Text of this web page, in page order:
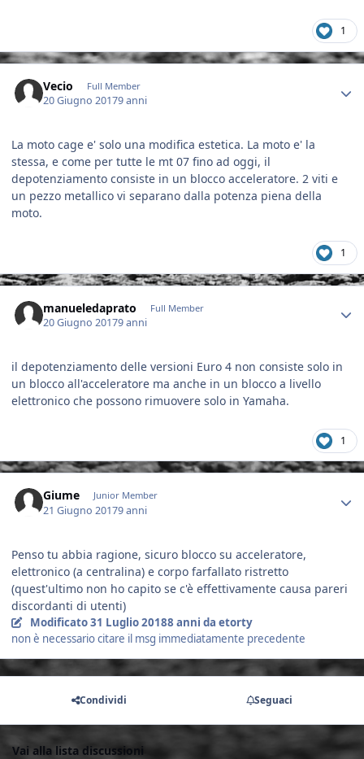
1
Vecio Full Member
20 Giugno 20179 anni
La moto cage e' solo una modifica estetica. La moto e' la
stessa, e come per tutte le mt 07 fino ad oggi, il
depotenziamento consiste in un blocco acceleratore. 2 viti e
un pezzo metallico vi separano dalla potenza piena della
moto.
1
manueledaprato Full Member
20 Giugno 20179 anni
il depotenziamento delle versioni Euro 4 non consiste solo in
un blocco all'acceleratore ma anche in un blocco a livello
elettronico che possono rimuovere solo in Yamaha.
1
Giume Junior Member
21 Giugno 20179 anni
Penso tu abbia ragione, sicuro blocco su acceleratore,
elettronico (a centralina) e corpo farfallato ristretto
(quest'ultimo non ho capito se c'è effettivamente causa pareri
discordanti di utenti)
Modificato31 Luglio 20188 anni da etorty
non è necessario citare il msg immediatamente precedente
Condividi Seguaci
Vai alla lista discussioni